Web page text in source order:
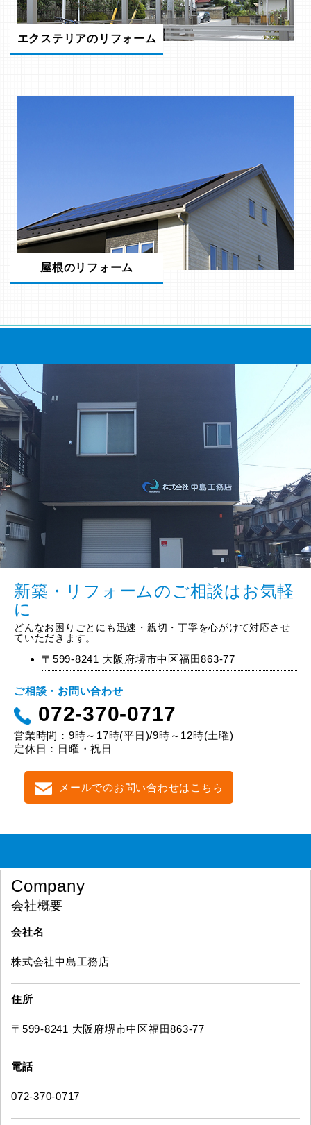
エクステリアのリフォーム
屋根のリフォーム
新築・リフォームのご相談はお気軽
に
どんなお困りごとにも迅速・親切・丁寧を心がけて対応させ
ていただきます。
〒599-8241 大阪府堺市中区福田863-77
ご相談・お問い合わせ
072-370-0717
営業時間：9時～17時(平日)/9時～12時(土曜)
定休日：日曜・祝日
メールでのお問い合わせはこちら
Company
会社概要
会社名
株式会社中島工務店
住所
〒599-8241 大阪府堺市中区福田863-77
電話
072-370-0717